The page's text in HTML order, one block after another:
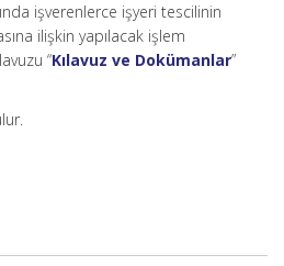
işverenlerce işyeri tescilinin
ilişkin yapılacak işlem
“Kılavuz ve Dokümanlar”